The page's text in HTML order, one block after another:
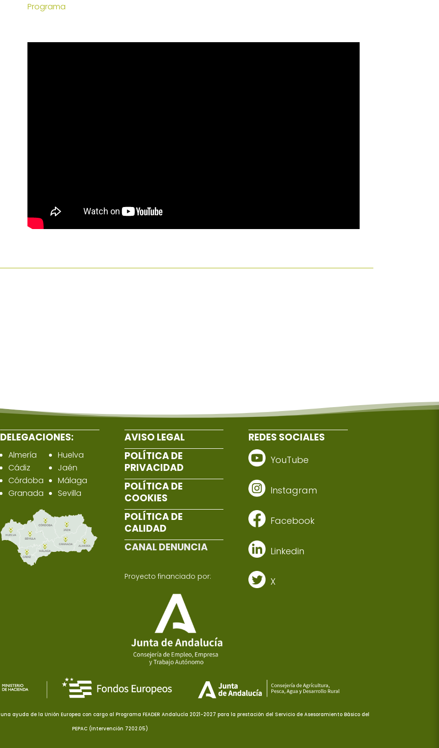
Programa
DELEGACIONES:
Almería
Cádiz
Córdoba
Granada
Huelva
Jaén
Málaga
Sevilla
AVISO LEGAL
POLÍTICA DE
PRIVACIDAD
POLÍTICA DE
COOKIES
POLÍTICA DE
CALIDAD
CANAL DENUNCIA
Proyecto financiado por:
REDES SOCIALES
YouTube
Instagram
Facebook
Linkedin
X
ayuda de la Unión Europea con cargo al Programa FEADER Andalucía 2021-2027 para la prestación del Servicio de Asesoramiento Básico del
PEPAC (Intervención 7202.05)